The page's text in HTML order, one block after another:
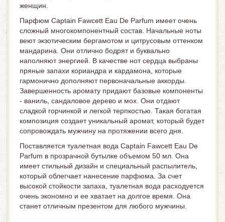
женщин.
Парфюм Captain Fawcett Eau De Parfum имеет очень
сложный многокомпонентный состав. Начальные ноты
веют экзотическим бергамотом и цитрусовым оттенком
мандарина. Они отлично бодрят и буквально
наполняют энергией. В качестве нот сердца выбраны
пряные запахи кориандра и кардамона, которые
гармонично дополняют первоначальные аккорды.
Завершенность аромату придают базовые компоненты
- ваниль, сандаловое дерево и мох. Они отдают
сладкой горчинкой и легкой терпкостью. Такая богатая
композиция создает уникальный аромат, который будет
сопровождать мужчину на протяжении всего дня.
Поставляется туалетная вода Captain Fawcett Eau De
Parfum в прозрачной бутылке объемом 50 мл. Она
имеет стильный дизайн и специальный распылитель,
который облегчает нанесение парфюма. За счет
высокой стойкости запаха, туалетная вода расходуется
очень экономно и ее хватает на долгое время. Она
станет отличным презентом для любого мужчины.